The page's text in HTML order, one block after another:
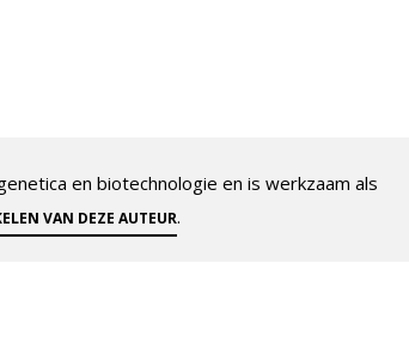
en biotechnologie en is werkzaam als
VAN DEZE AUTEUR.